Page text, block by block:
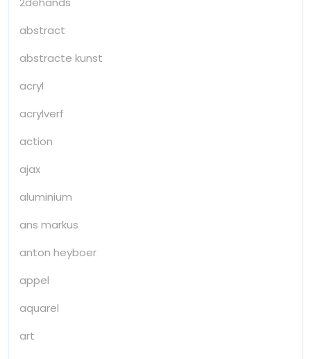
abstract
abstracte kunst
acryl
acrylverf
action
ajax
aluminium
ans markus
anton heyboer
appel
aquarel
art